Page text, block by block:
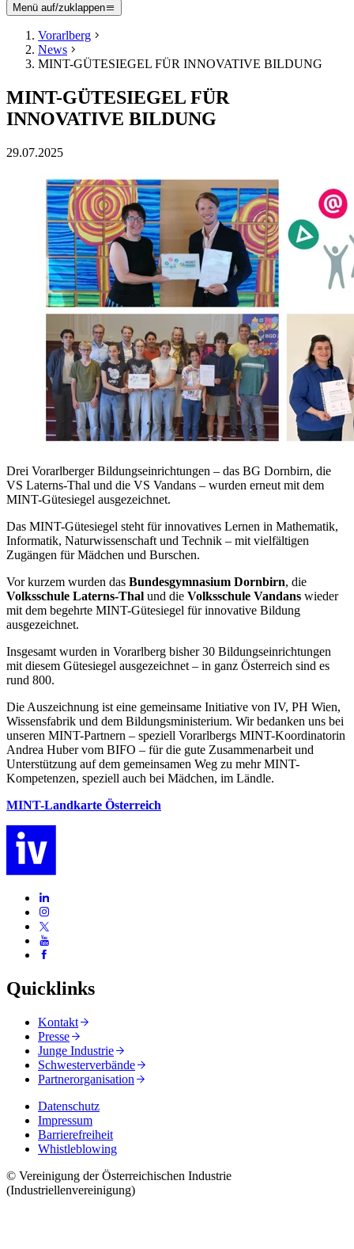
Menü auf/zuklappen
Vorarlberg
News
MINT-GÜTESIEGEL FÜR INNOVATIVE BILDUNG
MINT-GÜTESIEGEL FÜR
INNOVATIVE BILDUNG
29.07.2025
Drei Vorarlberger Bildungseinrichtungen – das BG Dornbirn, die
VS Laterns-Thal und die VS Vandans – wurden erneut mit dem
MINT-Gütesiegel ausgezeichnet.
Das MINT-Gütesiegel steht für innovatives Lernen in Mathematik,
Informatik, Naturwissenschaft und Technik – mit vielfältigen
Zugängen für Mädchen und Burschen.
Vor kurzem wurden das Bundesgymnasium Dornbirn, die
Volksschule Laterns-Thal und die Volksschule Vandans wieder
mit dem begehrte MINT-Gütesiegel für innovative Bildung
ausgezeichnet.
Insgesamt wurden in Vorarlberg bisher 30 Bildungseinrichtungen
mit diesem Gütesiegel ausgezeichnet – in ganz Österreich sind es
rund 800.
Die Auszeichnung ist eine gemeinsame Initiative von IV, PH Wien,
Wissensfabrik und dem Bildungsministerium. Wir bedanken uns bei
unseren MINT-Partnern – speziell Vorarlbergs MINT-Koordinatorin
Andrea Huber vom BIFO – für die gute Zusammenarbeit und
Unterstützung auf dem gemeinsamen Weg zu mehr MINT-
Kompetenzen, speziell auch bei Mädchen, im Ländle.
MINT-Landkarte Österreich
Quicklinks
Kontakt
Presse
Junge Industrie
Schwesterverbände
Partnerorganisation
Datenschutz
Impressum
Barrierefreiheit
Whistleblowing
© Vereinigung der Österreichischen Industrie
(Industriellenvereinigung)